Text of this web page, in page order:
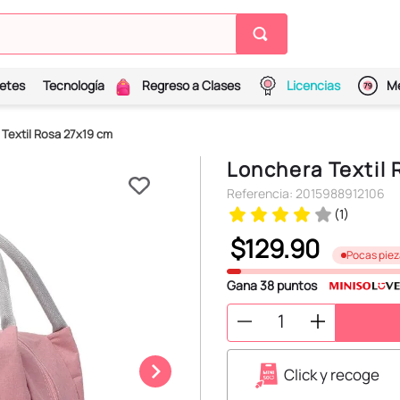
Tecnología Regreso a Clases Licencias
Rosa 27x19 cm
Lonchera Textil
Referencia: 2015988912106
(1)
$129.90 Pocas
Gana38 puntos
Click y recoge